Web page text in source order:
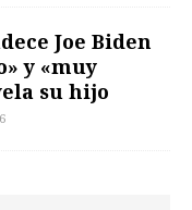
Joe Biden
y «muy
su hijo